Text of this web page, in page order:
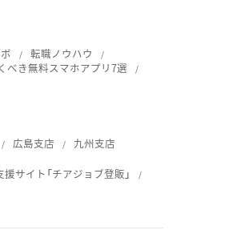
転職ノウハウ
べき無料スマホアプリ7選
広島支店 九州支店
サイト「チアジョブ登販」